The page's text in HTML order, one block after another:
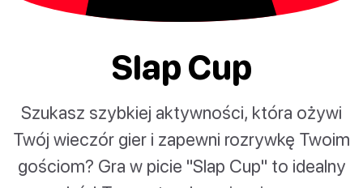
Slap Cup
Szukasz szybkiej aktywności, która ożywi
Twój wieczór gier i zapewni rozrywkę Twoim
gościom? Gra w picie "Slap Cup" to idealny